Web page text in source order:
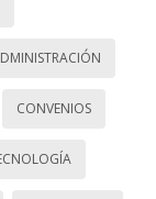
CONVENIOS